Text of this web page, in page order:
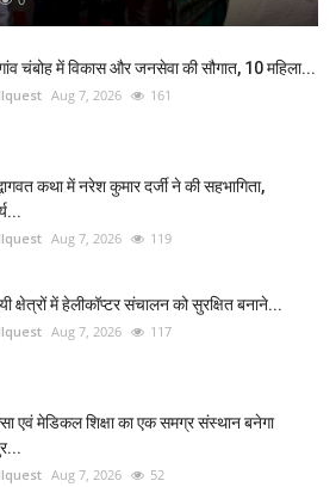
चंबोह में विकास और जनसेवा की सौगात, 10 महिला...
Aug 7, 2026 161
कथा में नरेश कुमार दर्जी ने की सहभागिता,
Aug 7, 2026 119
क्षेत्रों में हेलीकॉप्टर संचालन को सुरक्षित बनाने...
Aug 7, 2026 117
एवं मेडिकल शिक्षा का एक समग्र संस्थान बनेगा
Aug 7, 2026 52